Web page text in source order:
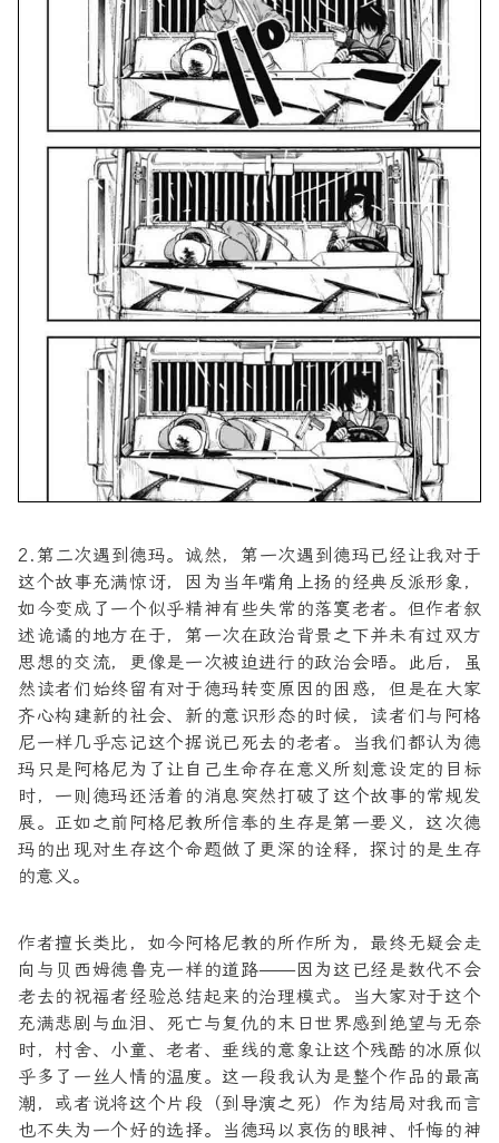
2.第二次遇到德玛。诚然，第一次遇到德玛已经让我对于
这个故事充满惊讶，因为当年嘴角上扬的经典反派形象，
如今变成了一个似乎精神有些失常的落寞老者。但作者叙
述诡谲的地方在于，第一次在政治背景之下并未有过双方
思想的交流，更像是一次被迫进行的政治会晤。此后，虽
然读者们始终留有对于德玛转变原因的困惑，但是在大家
齐心构建新的社会、新的意识形态的时候，读者们与阿格
尼一样几乎忘记这个据说已死去的老者。当我们都认为德
玛只是阿格尼为了让自己生命存在意义所刻意设定的目标
时，一则德玛还活着的消息突然打破了这个故事的常规发
展。正如之前阿格尼教所信奉的生存是第一要义，这次德
玛的出现对生存这个命题做了更深的诠释，探讨的是生存
的意义。
作者擅长类比，如今阿格尼教的所作所为，最终无疑会走
向与贝西姆德鲁克一样的道路——因为这已经是数代不会
老去的祝福者经验总结起来的治理模式。当大家对于这个
充满悲剧与血泪、死亡与复仇的末日世界感到绝望与无奈
时，村舍、小童、老者、垂线的意象让这个残酷的冰原似
乎多了一丝人情的温度。这一段我认为是整个作品的最高
潮，或者说将这个片段（到导演之死）作为结局对我而言
也不失为一个好的选择。当德玛以哀伤的眼神、忏悔的神